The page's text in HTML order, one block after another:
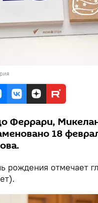
Феррари,
18
рождения отмечает